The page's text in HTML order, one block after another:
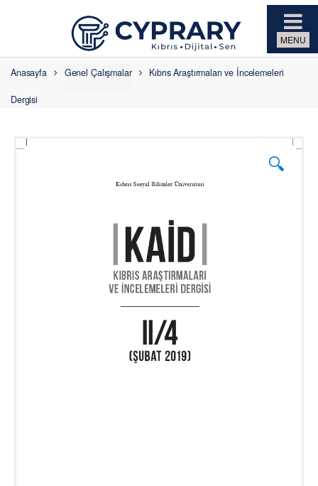
Anasayfa Genel Çalışmalar Kıbrıs Araştırmaları ve İncelemeleri
Dergisi
🔍